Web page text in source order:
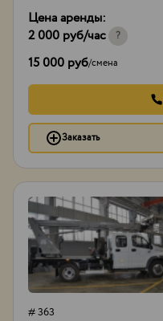
Тип проходимости
Цена аренды:
2 000 руб/час ?
15 000 руб/смена
Заказать
# 363